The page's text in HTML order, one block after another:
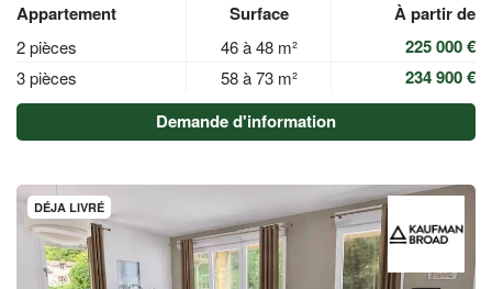
Appartement Surface À partir de
2 pièces 46 à 48 m² 225 000 €
3 pièces 58 à 73 m²
234 900 €
Demande d'information
DÉJA LIVRÉ